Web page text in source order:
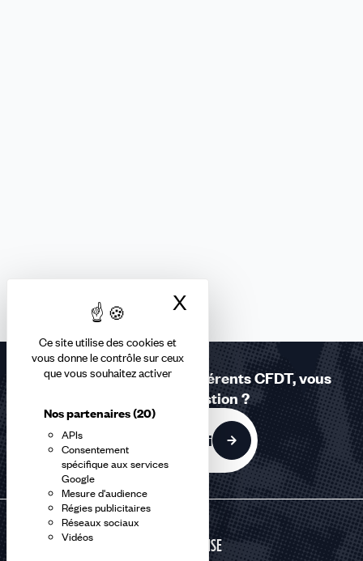
Ce site utilise des cookies et
vous donne le contrôle sur ceux
que vous souhaitez activer
Nos partenaires(20)
APIs
Consentement
spécifique aux services
Google
Mesure d'audience
Régies publicitaires
Réseaux sociaux
Vidéos
X
Réponses à la carte - Adhérents CFDT, vous
avez une question ?
C'est par ici
DÉFENSE